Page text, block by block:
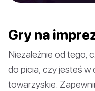
Gry na
Niezależnie od tego,
do picia, czy jesteś
towarzyskie.